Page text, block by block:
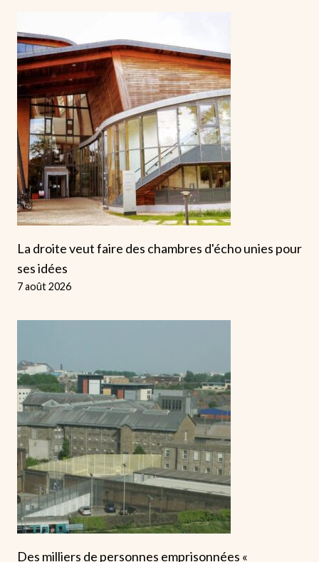
La droite veut faire des chambres d'écho unies pour
ses idées
7 août 2026
Des milliers de personnes emprisonnées «